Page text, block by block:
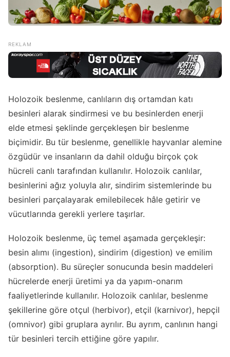
Holozoik beslenme, canlıların dış ortamdan katı
besinleri alarak sindirmesi ve bu besinlerden enerji
elde etmesi şeklinde gerçekleşen bir beslenme
biçimidir. Bu tür beslenme, genellikle hayvanlar alemine
özgüdür ve insanların da dahil olduğu birçok çok
hücreli canlı tarafından kullanılır. Holozoik canlılar,
besinlerini ağız yoluyla alır, sindirim sistemlerinde bu
besinleri parçalayarak emilebilecek hâle getirir ve
vücutlarında gerekli yerlere taşırlar.
Holozoik beslenme, üç temel aşamada gerçekleşir:
besin alımı (ingestion), sindirim (digestion) ve emilim
(absorption). Bu süreçler sonucunda besin maddeleri
hücrelerde enerji üretimi ya da yapım-onarım
faaliyetlerinde kullanılır. Holozoik canlılar, beslenme
şekillerine göre otçul (herbivor), etçil (karnivor), hepçil
(omnivor) gibi gruplara ayrılır. Bu ayrım, canlının hangi
tür besinleri tercih ettiğine göre yapılır.